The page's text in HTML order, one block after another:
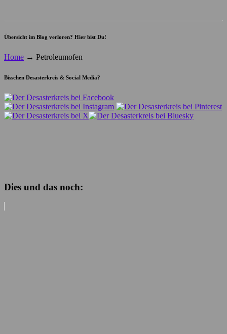
Übersicht im Blog verloren? Hier bist Du!
Home → Petroleumofen
Bisschen Desasterkreis & Social Media?
Dies und das noch: